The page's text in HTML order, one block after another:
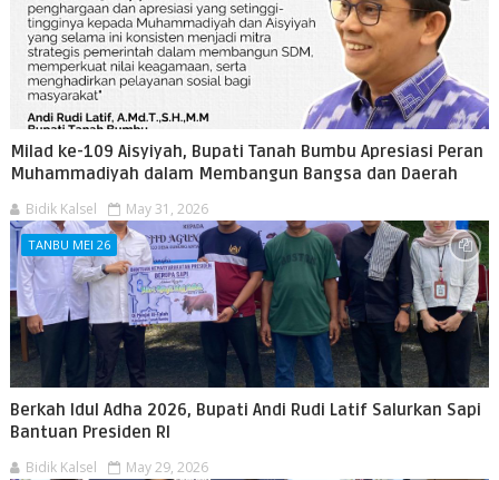
Milad ke-109 Aisyiyah, Bupati Tanah Bumbu Apresiasi Peran
Muhammadiyah dalam Membangun Bangsa dan Daerah
Bidik Kalsel May 31, 2026
TANBU MEI 26
Berkah Idul Adha 2026, Bupati Andi Rudi Latif Salurkan Sapi
Bantuan Presiden RI
Bidik Kalsel May 29, 2026